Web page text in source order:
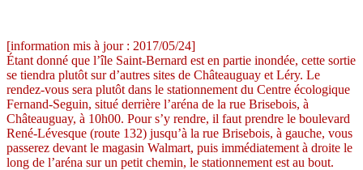
[information mis à jour : 2017/05/24]
Étant donné que l’île Saint-Bernard est en partie inondée, cette sortie
se tiendra plutôt sur d’autres sites de Châteauguay et Léry. Le
rendez-vous sera plutôt dans le stationnement du Centre écologique
Fernand-Seguin, situé derrière l’aréna de la rue Brisebois, à
Châteauguay, à 10h00. Pour s’y rendre, il faut prendre le boulevard
René-Lévesque (route 132) jusqu’à la rue Brisebois, à gauche, vous
passerez devant le magasin Walmart, puis immédiatement à droite le
long de l’aréna sur un petit chemin, le stationnement est au bout.